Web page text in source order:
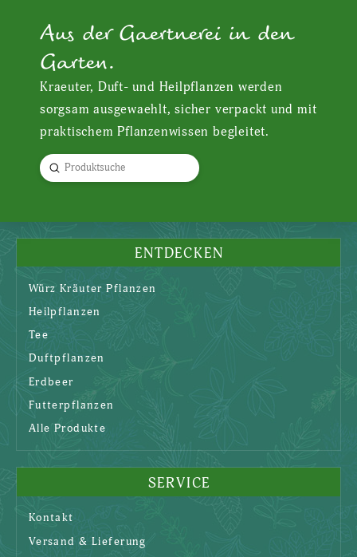
Aus der Gaertnerei in den
Garten.
Kraeuter, Duft- und Heilpflanzen werden
sorgsam ausgewaehlt, sicher verpackt und mit
praktischem Pflanzenwissen begleitet.
Search
Submit
ENTDECKEN
Würz Kräuter Pflanzen
Heilpflanzen
Tee
Duftpflanzen
Erdbeer
Futterpflanzen
Alle Produkte
SERVICE
Kontakt
Versand & Lieferung